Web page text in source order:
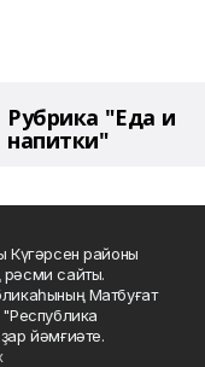
Рубрика "Еда и
напитки"
Күгәрсен районы
сайты.
Матбуғат
йәмғиәте.